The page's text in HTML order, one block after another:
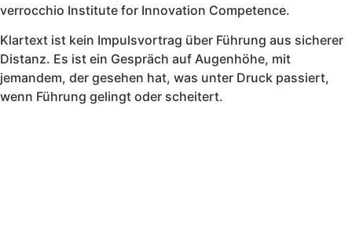
verrocchio Institute for Innovation Competence.
Klartext ist kein Impulsvortrag über Führung aus sicherer
Distanz. Es ist ein Gespräch auf Augenhöhe, mit
jemandem, der gesehen hat, was unter Druck passiert,
wenn Führung gelingt oder scheitert.